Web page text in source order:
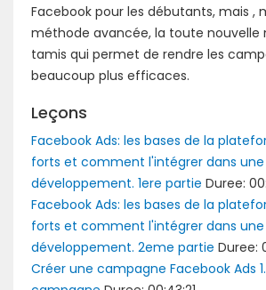
Facebook pour les débutants, mais ,
méthode avancée, la toute nouvelle
tamis qui permet de rendre les
beaucoup plus efficaces.
Leçons
Facebook Ads: les bases de la
forts et comment l'intégrer dans
développement. 1ere partie Duree:
Facebook Ads: les bases de la
forts et comment l'intégrer dans
développement. 2eme partie Duree:
Créer une campagne Facebook Ads